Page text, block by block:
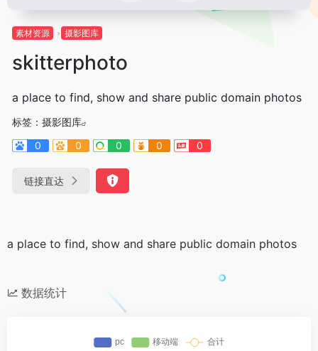
素材资源 摄影图库
skitterphoto
a place to find, show and share public domain photos
标签： 摄影图库
0
0 0 0 0
链接直达
a place to find, show and share public domain photos
数据统计